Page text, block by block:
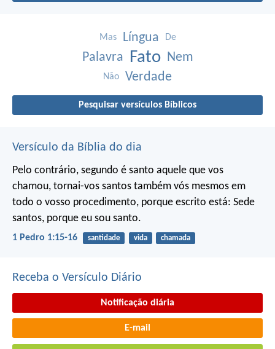
Mas Língua De
Palavra Fato Nem
Não Verdade
Pesquisar versículos Bíblicos
Versículo da Bíblia do dia
Pelo contrário, segundo é santo aquele que vos
chamou, tornai-vos santos também vós mesmos em
todo o vosso procedimento, porque escrito está: Sede
santos, porque eu sou santo.
1 Pedro 1:15-16 santidade vida chamada
Receba o Versículo Diário
Notificação diária
E-mail